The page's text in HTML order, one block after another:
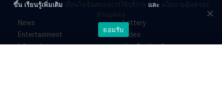
News
Entertainment
Lifestyle
Lottery
Video
ร่วมด้วยช่วยกัน
ขึ้น เรียนรู้เพิ่มเติม เงื่อนไขข้อตกลงการใช้บริการ และ นโยบายคุ้มครอง
ส่วนบุคคล
ยอมรับ